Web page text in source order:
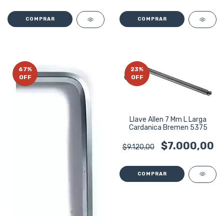
67%
OFF
23%
OFF
Llave Allen 7 Mm L Larga
Cardanica Bremen 5375
$9.120,00 $7.000,00